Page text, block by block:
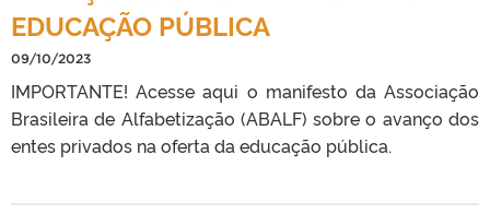
EDUCAÇÃO PÚBLICA
09/10/2023
IMPORTANTE! Acesse aqui o manifesto da Associação
Brasileira de Alfabetização (ABALF) sobre o avanço dos
entes privados na oferta da educação pública.